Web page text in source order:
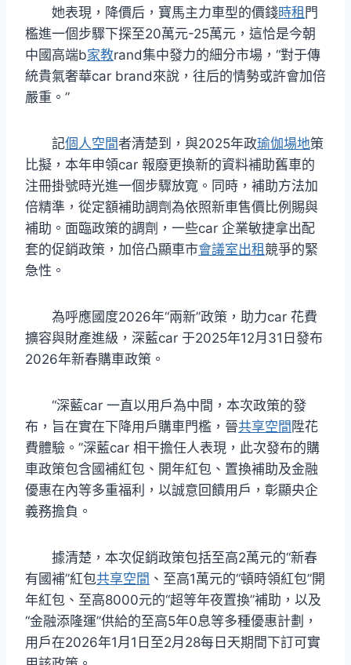
她表現，降價后，寶馬主力車型的價錢時租 門
檻進一個步驟下探至20萬元-25萬元，這恰是今朝
中國高端b家教rand集中發力的細分市場，“對于傳
統貴氣奢華car brand來說，往后的情勢或許會加倍
嚴重。”
記個人空間者清楚到，與2025年政瑜伽場地策
比擬，本年申領car 報廢更換新的資料補助舊車的
注冊掛號時光進一個步驟放寬。同時，補助方法加
倍精準，從定額補助調劑為依照新車售價比例賜與
補助。面臨政策的調劑，一些car 企業敏捷拿出配
套的促銷政策，加倍凸顯車市會議室出租 競爭的緊
急性。
為呼應國度2026年“兩新”政策，助力car 花費
擴容與財產進級，深藍car 于2025年12月31日發布
2026年新春購車政策。
“深藍car 一直以用戶為中間，本次政策的發
布，旨在實在下降用戶購車門檻，晉共享空間 陞花
費體驗。”深藍car 相干擔任人表現，此次發布的購
車政策包含國補紅包、開年紅包、置換補助及金融
優惠在內等多重福利，以誠意回饋用戶，彰顯央企
義務擔負。
據清楚，本次促銷政策包括至高2萬元的“新春
有國補”紅包共享空間 、至高1萬元的“頓時領紅包”開
年紅包、至高8000元的“超等年夜置換”補助，以及
“金融添隆運”供給的至高5年0息等多種優惠計劃，
用戶在2026年1月1日至2月28每日天期間下訂可實